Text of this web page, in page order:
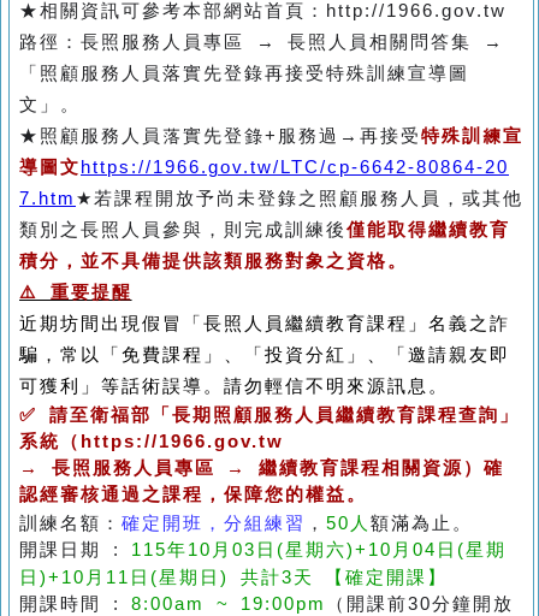
★相關資訊可參考本部網站首頁：http://1966.gov.tw
路徑：長照服務人員專區 → 長照人員相關問答集 →
「照顧服務人員落實先登錄再接受特殊訓練宣導圖
文」。
★ 照顧服務人員落實先登錄+服務過→再接受特殊訓練宣
導圖文 https://1966.gov.tw/LTC/cp-6642-80864-20
7.htm ★若課程開放予尚未登錄之照顧服務人員，或其他
類別之長照人員參與，則完成訓練後僅能取得繼續教育
積分，並不具備提供該類服務對象之資格。
⚠️ 重要提醒
近期坊間出現假冒「長照人員繼續教育課程」名義之詐
騙，常以「免費課程」、「投資分紅」、「邀請親友即
可獲利」等話術誤導。請勿輕信不明來源訊息。
✅ 請至衛福部「長期照顧服務人員繼續教育課程查詢」
系統（https://1966.gov.tw
→ 長照服務人員專區 → 繼續教育課程相關資源）確
認經審核通過之課程，保障您的權益。
訓練名額： 確定開班，分組練習 ， 50人 額滿為止 。
開課日期 : 115年10月03日(星期六)+10 月04日(星期
日)+10 月11日(星期日)
共計3天 【確定開課】
開課時間 :8:00am ~ 19:00pm
（開課前30分鐘開放